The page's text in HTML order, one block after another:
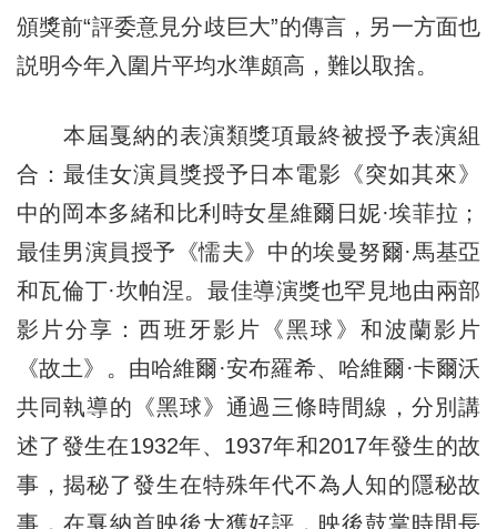
頒獎前“評委意見分歧巨大”的傳言，另一方面也
説明今年入圍片平均水準頗高，難以取捨。
本屆戛納的表演類獎項最終被授予表演組
合：最佳女演員獎授予日本電影《突如其來》
中的岡本多緒和比利時女星維爾日妮·埃菲拉；
最佳男演員授予《懦夫》中的埃曼努爾·馬基亞
和瓦倫丁·坎帕涅。最佳導演獎也罕見地由兩部
影片分享：西班牙影片《黑球》和波蘭影片
《故土》。由哈維爾·安布羅希、哈維爾·卡爾沃
共同執導的《黑球》通過三條時間線，分別講
述了發生在1932年、1937年和2017年發生的故
事，揭秘了發生在特殊年代不為人知的隱秘故
事，在戛納首映後大獲好評，映後鼓掌時間長